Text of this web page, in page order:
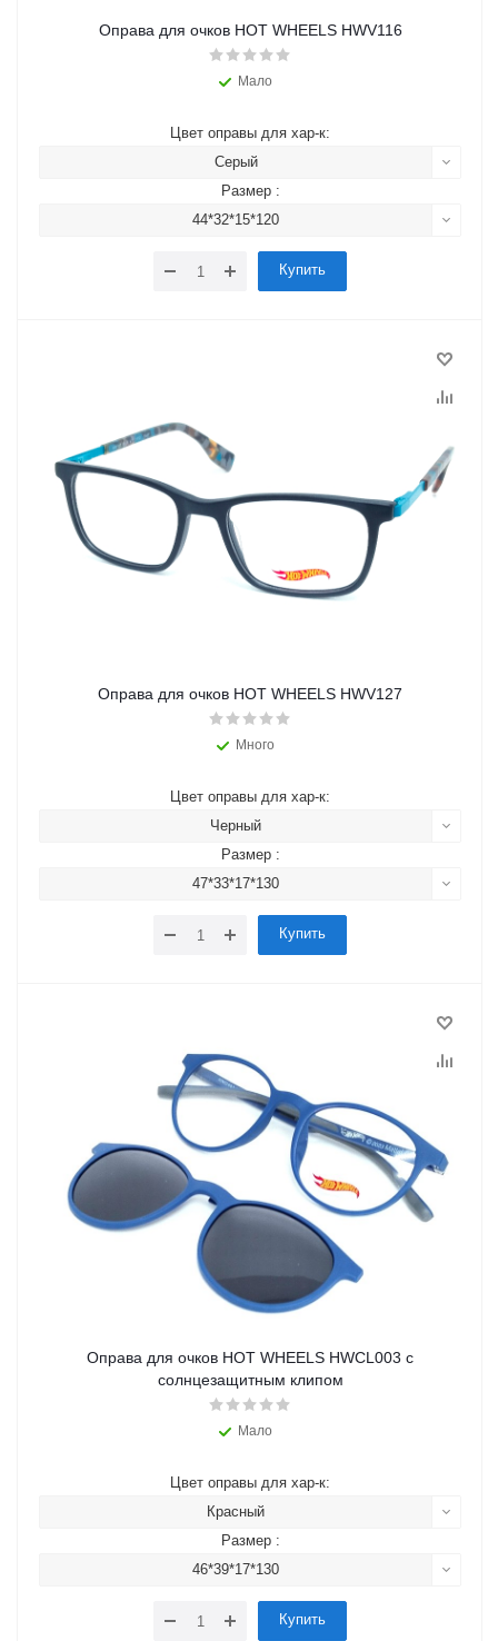
Оправа для очков HOT WHEELS HWV116
Мало
Цвет оправы для хар-к:
Серый
Размер :
44*32*15*120
Купить
Оправа для очков HOT WHEELS HWV127
Много
Цвет оправы для хар-к:
Черный
Размер :
47*33*17*130
Купить
Оправа для очков HOT WHEELS HWCL003 с
солнцезащитным клипом
Мало
Цвет оправы для хар-к:
Красный
Размер :
46*39*17*130
Купить